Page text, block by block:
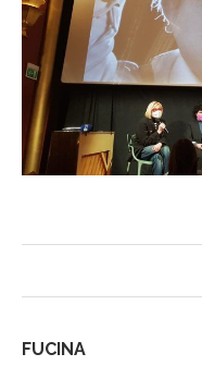
FUCINA